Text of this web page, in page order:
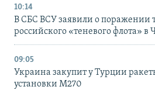
10:14
В СБС ВСУ заявили о поражении
российского «теневого флота» в
09:05
Украина закупит у Турции
установки M270